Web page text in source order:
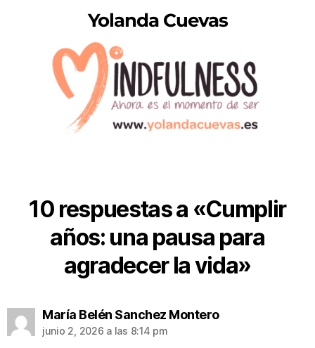
Yolanda Cuevas
10 respuestas a «Cumplir
años: una pausa para
agradecer la vida»
María Belén Sanchez Montero
junio 2, 2026 a las 8:14 pm